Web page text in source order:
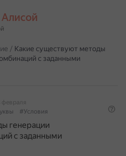
Алисой
/ Какие существуют методы
с заданными
февраля
#Условия
генерации
с заданными